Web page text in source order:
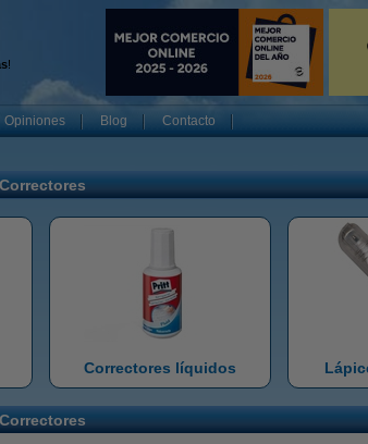
!
Opiniones Blog Contacto
Correctores
Correctores líquidos
Correctores